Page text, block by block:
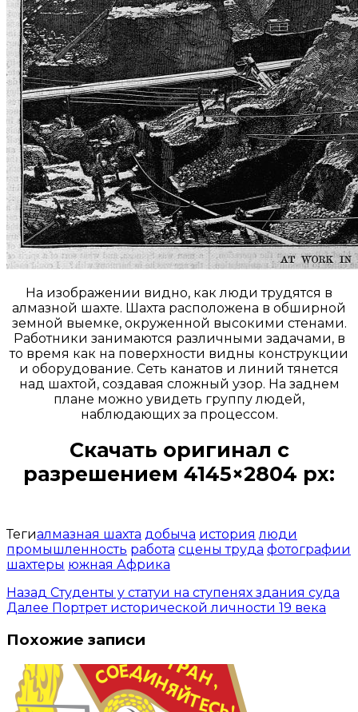
На изображении видно, как люди трудятся в
алмазной шахте. Шахта расположена в обширной
земной выемке, окруженной высокими стенами.
Работники занимаются различными задачами, в
то время как на поверхности видны конструкции
и оборудование. Сеть канатов и линий тянется
над шахтой, создавая сложный узор. На заднем
плане можно увидеть группу людей,
наблюдающих за процессом.
Скачать оригинал с
разрешением 4145×2804 px:
Тегиалмазная шахта добыча история люди
промышленность работа сцены труда фотографии
шахтеры южная Африка
Назад Студенты у статуи на ступенях здания суда
Далее Портрет исторической личности 19 века
Похожие записи